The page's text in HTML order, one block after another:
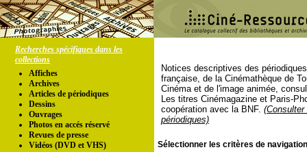
Recherches spécifiques dans les
collections
Affiches
Archives
Articles de périodiques
Dessins
Ouvrages
Photos en accés réservé
Revues de presse
Vidéos (DVD et VHS)
Notices descriptives des
française, de la Cinémathèque de
Cinéma et de l'image animée,
Les titres Cinémagazine et Paris-
coopération avec la BNF.
périodiques)
Sélectionner les critères de